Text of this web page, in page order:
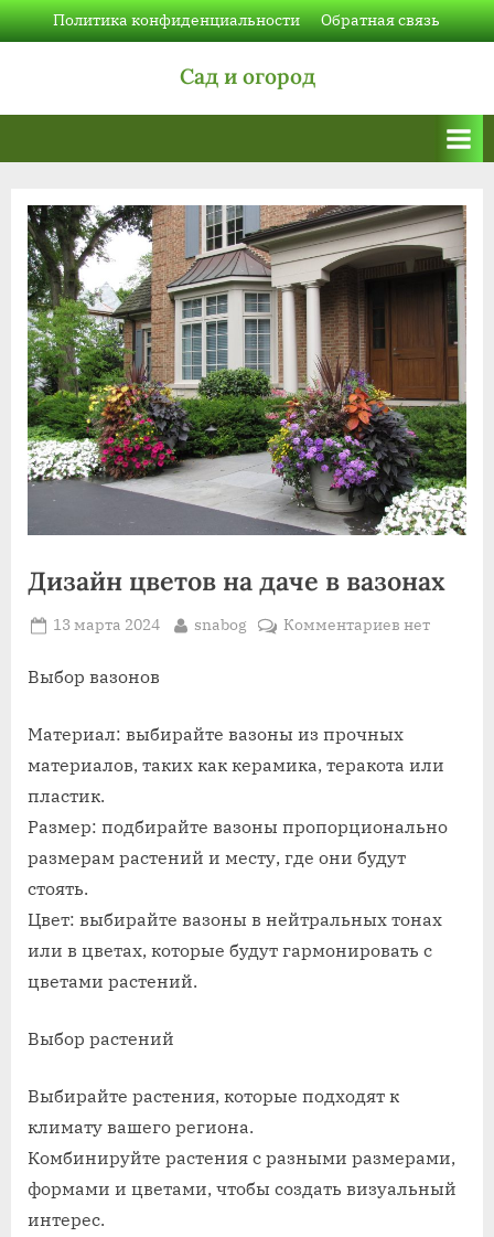
Skip
to
Политика конфиденциальности Обратная связь
Сад и огород
Дизайн цветов на даче в вазонах
Posted
13 марта 2024 By
snabog Комментариевк
в
нет
Выбор вазонов
Материал: выбирайте вазоны из прочных
материалов, таких как керамика, теракота или
пластик.
Размер: подбирайте вазоны пропорционально
размерам растений и месту, где они будут
стоять.
Цвет: выбирайте вазоны в нейтральных тонах
или в цветах, которые будут гармонировать с
цветами растений.
Выбор растений
Выбирайте растения, которые подходят к
климату вашего региона.
Комбинируйте растения с разными размерами,
формами и цветами, чтобы создать визуальный
интерес.